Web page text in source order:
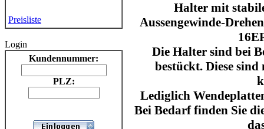
Preisliste
Login
Kundennummer:
PLZ:
Halter mit
Aussengewinde-
Die Halter sind bei
bestückt. Diese
Lediglich
Bei Bedarf finden Sie